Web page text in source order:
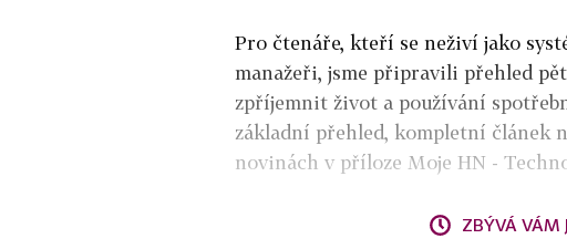
Pro čtenáře, kteří se neživí jako
manažeři, jsme připravili přehled
zpříjemnit život a používání
základní přehled, kompletní článek
novinách v příloze Moje HN -
ZBÝVÁ VÁM